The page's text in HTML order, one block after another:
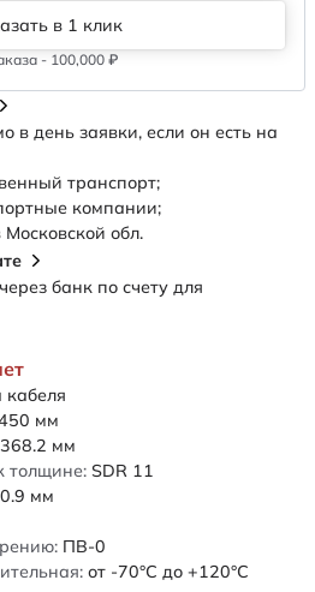
мм
368.2 мм
толщине: SDR 11
мм
ПВ-0
от -70°C до +120°C
в 1 клик
- 100,000 ₽
в день заявки, если он есть на
транспорт;
компании;
обл.
банк по счету для